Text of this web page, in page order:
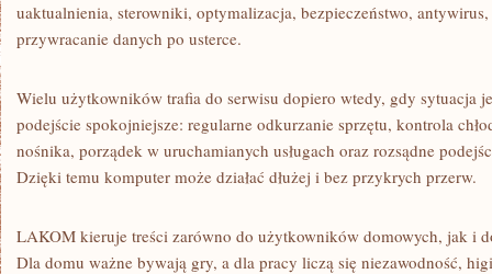
uaktualnienia, sterowniki, optymalizacja, bezpieczeństwo, antywirus,
przywracanie danych po usterce.
Wielu użytkowników trafia do serwisu dopiero wtedy, gdy sytuacja
podejście spokojniejsze: regularne odkurzanie sprzętu, kontrola
nośnika, porządek w uruchamianych usługach oraz rozsądne
Dzięki temu komputer może działać dłużej i bez przykrych przerw.
LAKOM kieruje treści zarówno do użytkowników domowych, jak i
Dla domu ważne bywają gry, a dla pracy liczą się niezawodność,